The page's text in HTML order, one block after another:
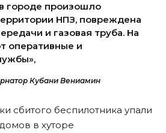
городе произошло
НПЗ, повреждена
и газовая труба. На
оперативные и
Кубани Вениамин
сбитого беспилотника упали
в хуторе